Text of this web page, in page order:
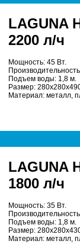
LAGUNA
2200 л/ч
Мощность: 45 Вт.
Подъем воды: 1,8 м.
Размер:
Материал: металл,
LAGUNA
1800 л/ч
Мощность: 35 Вт.
Подъем воды: 1,8 м.
Размер:
Материал: металл,